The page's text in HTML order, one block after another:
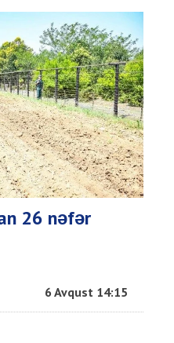
26 nəfər
6 Avqust 14:15